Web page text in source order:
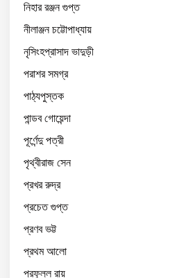
নিহার রঞ্জন গুপ্ত
নীলাঞ্জন চট্টোপাধ্যায়
নৃসিংহপ্রাসাদ ভাদুড়ী
পরাশর সমগ্র
পাঠ্যপুস্তক
পান্ডব গোয়েন্দা
পূর্ণেন্দু পত্রী
পৃথ্বীরাজ সেন
প্রখর রুদ্র
প্রচেত গুপ্ত
প্রণব ভট্ট
প্রথম আলো
প্রফুল্ল রায়